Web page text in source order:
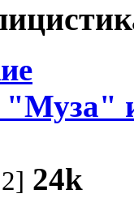
"Муза"
24k